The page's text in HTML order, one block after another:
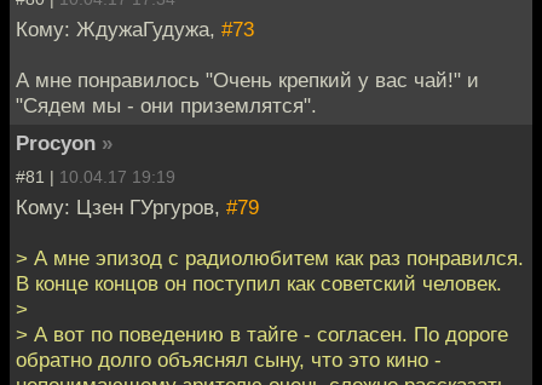
Кому: ЖдужаГудужа, #73
А мне понравилось "Очень крепкий у вас чай!" и
"Сядем мы - они приземлятся".
Procyon »
#81 | 10.04.17 19:19
Кому: Цзен ГУргуров, #79
> А мне эпизод с радиолюбитем как раз понравился.
В конце концов он поступил как советский человек.
>
> А вот по поведению в тайге - согласен. По дороге
обратно долго объяснял сыну, что это кино -